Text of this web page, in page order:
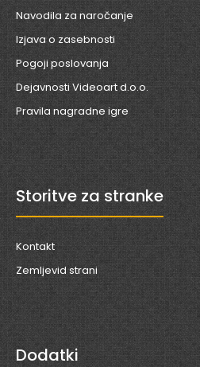
Navodila za naročanje
Izjava o zasebnosti
Pogoji poslovanja
Dejavnosti Videoart d.o.o.
Pravila nagradne igre
Storitve za stranke
Kontakt
Zemljevid strani
Dodatki